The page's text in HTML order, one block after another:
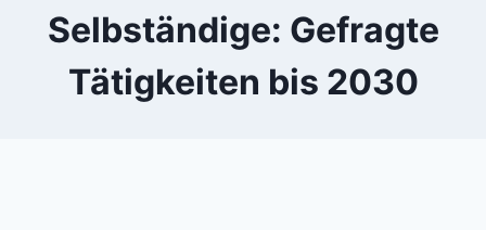
Selbständige: Gefragte
Tätigkeiten bis 2030